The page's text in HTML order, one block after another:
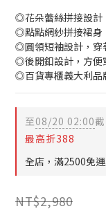
◎花朵蕾絲拼接設計
◎點點網紗拼接裙身
◎圓領短袖設計，穿
◎後開釦設計，方便
◎百貨專櫃義大利品
至08/20 02:00
最高折388
全店，滿2500免運
NT$2,980